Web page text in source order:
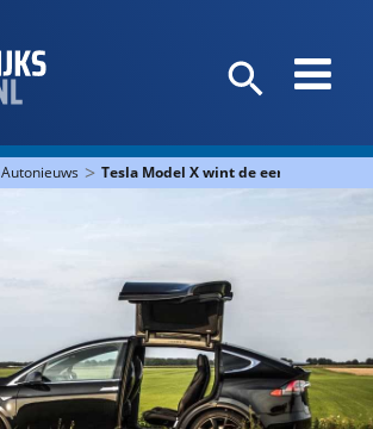
Autonieuws > Tesla Model X wint de eerste EV van